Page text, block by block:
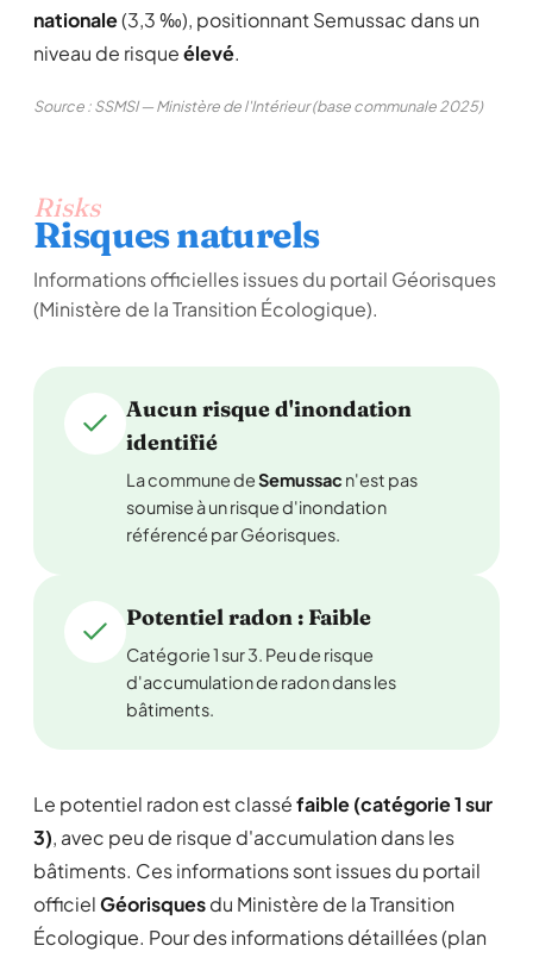
nationale(3,3 ‰), positionnant Semussac dans un
niveau de risqueélevé.
Source : SSMSI — Ministère de l'Intérieur (base communale 2025)
Risks
Risques naturels
Informations officielles issues du portail Géorisques
(Ministère de la Transition Écologique).
Aucun risque d'inondation
identifié
La commune deSemussac n'est pas
soumise à un risque d'inondation
référencé par Géorisques.
Potentiel radon : Faible
Catégorie 1 sur 3. Peu de risque
d'accumulation de radon dans les
bâtiments.
Le potentiel radon est classéfaible (catégorie 1 sur
3), avec peu de risque d'accumulation dans les
bâtiments. Ces informations sont issues du portail
officielGéorisquesdu Ministère de la Transition
Écologique. Pour des informations détaillées (plan